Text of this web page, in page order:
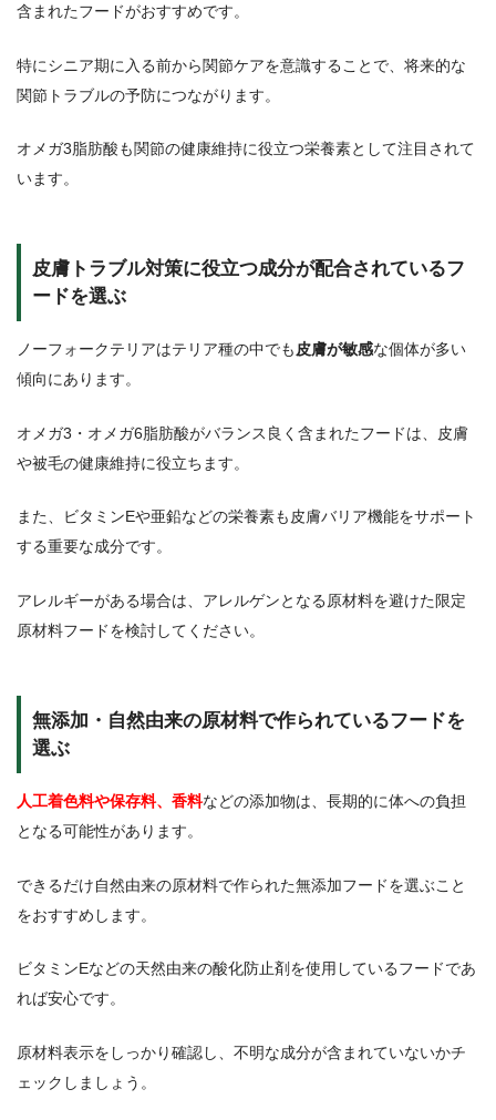
含まれたフードがおすすめです。
特にシニア期に入る前から関節ケアを意識することで、将来的な
関節トラブルの予防につながります。
オメガ3脂肪酸も関節の健康維持に役立つ栄養素として注目されて
います。
皮膚トラブル対策に役立つ成分が配合されているフ
ードを選ぶ
ノーフォークテリアはテリア種の中でも 皮膚が敏感な個体が多い
傾向にあります。
オメガ3・オメガ6脂肪酸がバランス良く含まれたフードは、皮膚
や被毛の健康維持に役立ちます。
また、ビタミンEや亜鉛などの栄養素も皮膚バリア機能をサポート
する重要な成分です。
アレルギーがある場合は、アレルゲンとなる原材料を避けた限定
原材料フードを検討してください。
無添加・自然由来の原材料で作られているフードを
選ぶ
人工着色料や保存料、香料などの添加物は、長期的に体への負担
となる可能性があります。
できるだけ自然由来の原材料で作られた無添加フードを選ぶこと
をおすすめします。
ビタミンEなどの天然由来の酸化防止剤を使用しているフードであ
れば安心です。
原材料表示をしっかり確認し、不明な成分が含まれていないかチ
ェックしましょう。